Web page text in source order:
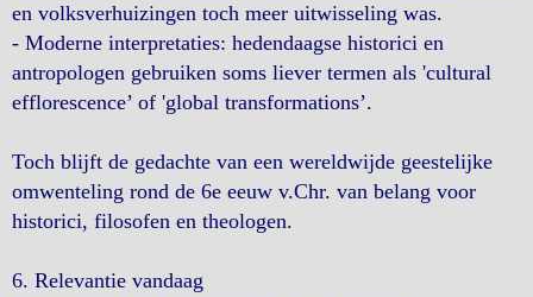
en volksverhuizingen toch meer uitwisseling was.
- Moderne interpretaties: hedendaagse historici en
antropologen gebruiken soms liever termen als 'cultural
efflorescence’ of 'global transformations’.
Toch blijft de gedachte van een wereldwijde geestelijke
omwenteling rond de 6e eeuw v.Chr. van belang voor
historici, filosofen en theologen.
6. Relevantie vandaag